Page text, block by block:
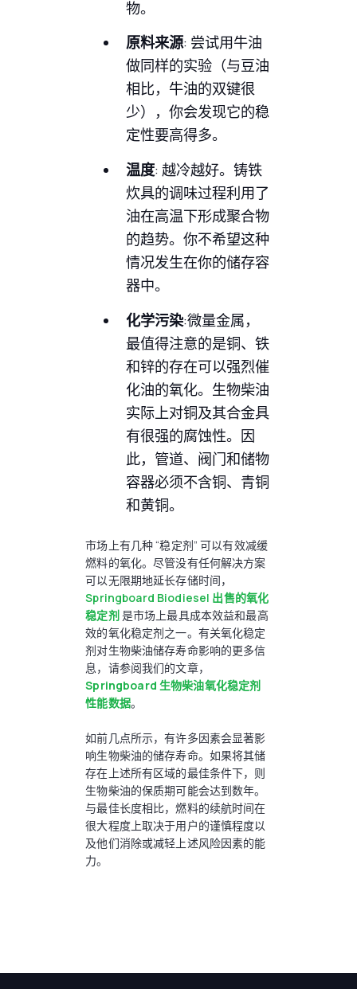
物。
原料来源: 尝试用牛油
做同样的实验（与豆油
相比，牛油的双键很
少），你会发现它的稳
定性要高得多。
温度: 越冷越好。铸铁
炊具的调味过程利用了
油在高温下形成聚合物
的趋势。你不希望这种
情况发生在你的储存容
器中。
化学污染:微量金属，
最值得注意的是铜、铁
和锌的存在可以强烈催
化油的氧化。生物柴油
实际上对铜及其合金具
有很强的腐蚀性。因
此，管道、阀门和储物
容器必须不含铜、青铜
和黄铜。
市场上有几种 “稳定剂” 可以有效减缓
燃料的氧化。尽管没有任何解决方案
可以无限期地延长存储时间，
Springboard Biodiesel 出售的氧化
稳定剂 是市场上最具成本效益和最高
效的氧化稳定剂之一。有关氧化稳定
剂对生物柴油储存寿命影响的更多信
息，请参阅我们的文章，
Springboard 生物柴油氧化稳定剂
性能数据。
如前几点所示，有许多因素会显著影
响生物柴油的储存寿命。如果将其储
存在上述所有区域的最佳条件下，则
生物柴油的保质期可能会达到数年。
与最佳长度相比，燃料的续航时间在
很大程度上取决于用户的谨慎程度以
及他们消除或减轻上述风险因素的能
力。